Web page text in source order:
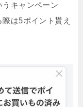
キャンペーン
は5ポイント貰え